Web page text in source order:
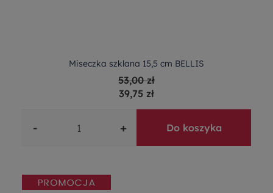
Miseczka szklana 15,5 cm BELLIS
53,00 zł
39,75 zł
- + Do koszyka